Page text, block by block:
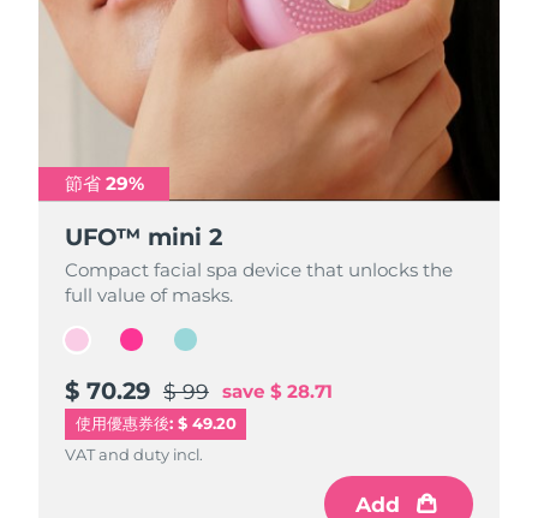
節省 29%
UFO™ mini 2
Compact facial spa device that unlocks the
full value of masks.
$ 70.29 $ 99 save $ 28.71
使用優惠券後: $ 49.20
VAT and duty incl.
Add
節省 29%
UFO™ mini 2
Compact facial spa device that unlocks the
full value of masks.
$ 70.29 $ 99 save $ 28.71
VAT and duty incl.
Add
節省 29%
UFO™ mini 2
Compact facial spa device that unlocks the
full value of masks.
$ 70.29 $ 99 save $ 28.71
VAT and duty incl.
Add